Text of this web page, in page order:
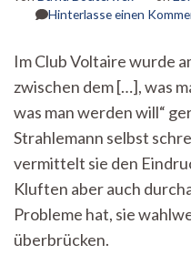
Hinterlasse einen
Im Club Voltaire wurde
zwischen dem […], was
was man werden will“
Strahlemann selbst
vermittelt sie den
Kluften aber auch
Probleme hat, sie
überbrücken.